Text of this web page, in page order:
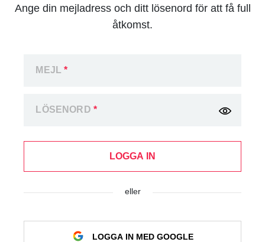
Ange din mejladress och ditt lösenord för att få full
åtkomst.
MEJL*
LÖSENORD *
LOGGA IN
eller
LOGGA IN MED GOOGLE